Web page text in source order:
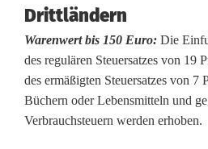
i
h
n
a
Drittländern
Warenwert bis 150 Euro: Die
des regulären Steuersatzes von 19
des ermäßigten Steuersatzes von 7
Büchern oder Lebensmitteln und
Verbrauchsteuern werden erhoben.